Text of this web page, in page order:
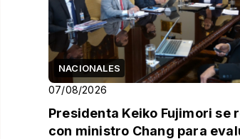
NACIONALES
07/08/2026
Presidenta Keiko Fujimori se
con ministro Chang para